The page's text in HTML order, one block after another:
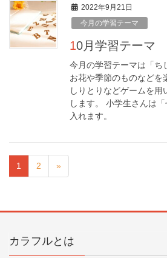
2022年9月21日
今月の学習テーマ
10月学習テーマ
今月の学習テーマは「ち
お花や季節のものなどを
しりとりなどゲームを用
します。 小学生さんは
入れます。
1 2 »
カラフルとは